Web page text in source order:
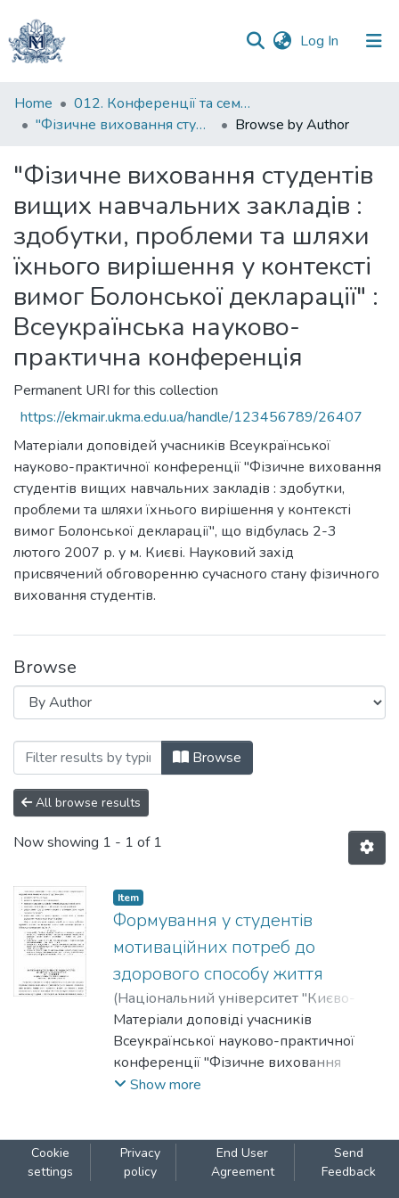
Log In (current)
Communities
&
All of DSpace
Home
012. Конференції та семінари НаУКМА
"Фізичне виховання студентів вищих навчальних закладів : здобутки, проблеми та шляхи їхнього вирішення у контексті вимог Болонської декларації" : Всеукраїнська науково-практична конференція
Browse by Author
"Фізичне виховання студентів
вищих навчальних закладів :
здобутки, проблеми та шляхи
їхнього вирішення у контексті
вимог Болонської декларації" :
Всеукраїнська науково-
практична конференція
Permanent URI for this collection
https://ekmair.ukma.edu.ua/handle/123456789/26407
Матеріали доповідей учасників Всеукраїнської
науково-практичної конференції "Фізичне виховання
студентів вищих навчальних закладів : здобутки,
проблеми та шляхи їхнього вирішення у контексті
вимог Болонської декларації", що відбулась 2-3
лютого 2007 р. у м. Києві. Науковий захід
присвячений обговоренню сучасного стану фізичного
виховання студентів.
Browse
Browsing "Фізичне виховання
Browse
All browse results
Now showing 1 - 1 of 1
Item
Формування у студентів
мотиваційних потреб до
здорового способу життя
(Національний університет "Києво-
Могилянська академія",2007
Бабій, В.
Матеріали доповіді учасників
Всеукраїнської науково-практичної
конференції "Фізичне виховання
студентів вищих навчальних закладів :
Болонської декларації", м. Київ, 2-3
лютого 2007 р.
Show more
Cookie
settings
Privacy
policy
End User
Agreement
Send
Feedback